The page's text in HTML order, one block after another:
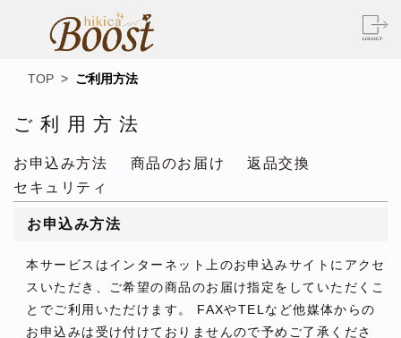
TOP ご利用方法
ご利用方法
お申込み方法 商品のお届け
返品交換
セキュリティ
お申込み方法
本サービスはインターネット上のお申込みサイトにアクセ
スいただき、ご希望の商品のお届け指定をしていただくこ
とでご利用いただけます。 FAXやTELなど他媒体からの
お申込みは受け付けておりませんので予めご了承くださ